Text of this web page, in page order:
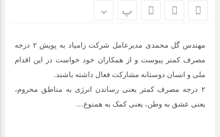
پ پ
مهندس گل محمدی مدیرعامل شرکت زامیاد به پویش ۲ درجه
مصرف کمتر پیوست و از همکاران خود خواست در این اقدام
ملی و انسان دوستانه مشارکت فعال داشته باشند.
۲ درجه مصرف کمتر یعنی رساندن انرژی به مناطق محروم،
یعنی عشق به وطن، یعنی کمک به همنوع…